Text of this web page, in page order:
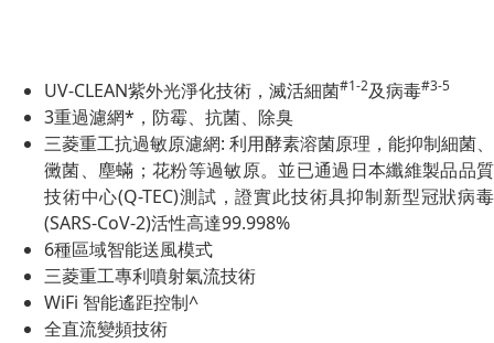
UV-CLEAN紫外光淨化技術，滅活細菌#1-2及病毒#3-5
3重過濾網*，防霉、抗菌、除臭
三菱重工抗過敏原濾網: 利用酵素溶菌原理，能抑制細菌、
黴菌、塵蟎；花粉等過敏原。並已通過日本纖維製品品質
技術中心(Q-TEC)測試，證實此技術具抑制新型冠狀病毒
(SARS-CoV-2)活性高達99.998%
6種區域智能送風模式
三菱重工專利噴射氣流技術
WiFi 智能遙距控制^
全直流變頻技術